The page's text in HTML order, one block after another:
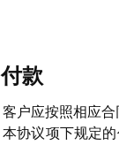
付款
客户应按照相应
本协议项下规定